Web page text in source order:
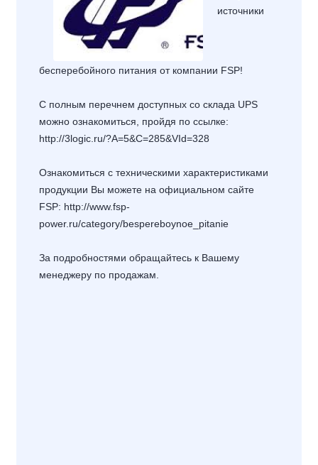
источники
бесперебойного питания от компании FSP!
С полным перечнем доступных со склада UPS
можно ознакомиться, пройдя по ссылке:
http://3logic.ru/?A=5&C=285&VId=328
Ознакомиться с техническими характеристиками
продукции Вы можете на официальном сайте
FSP: http://www.fsp-
power.ru/category/bespereboynoe_pitanie
За подробностями обращайтесь к Вашему
менеджеру по продажам.